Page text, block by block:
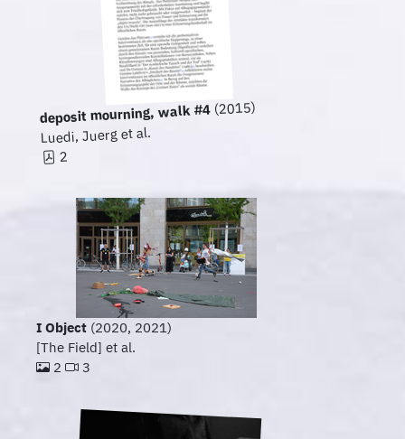
deposit mourning, walk #4(2015)
Luedi, Juerg et al.
2
I Object (2020, 2021)
[The Field] et al.
2
3